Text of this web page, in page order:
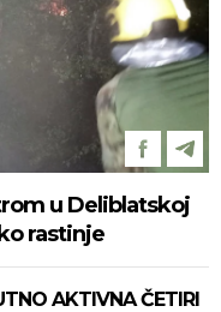
u Deliblatskoj
rastinje
AKTIVNA ČETIRI